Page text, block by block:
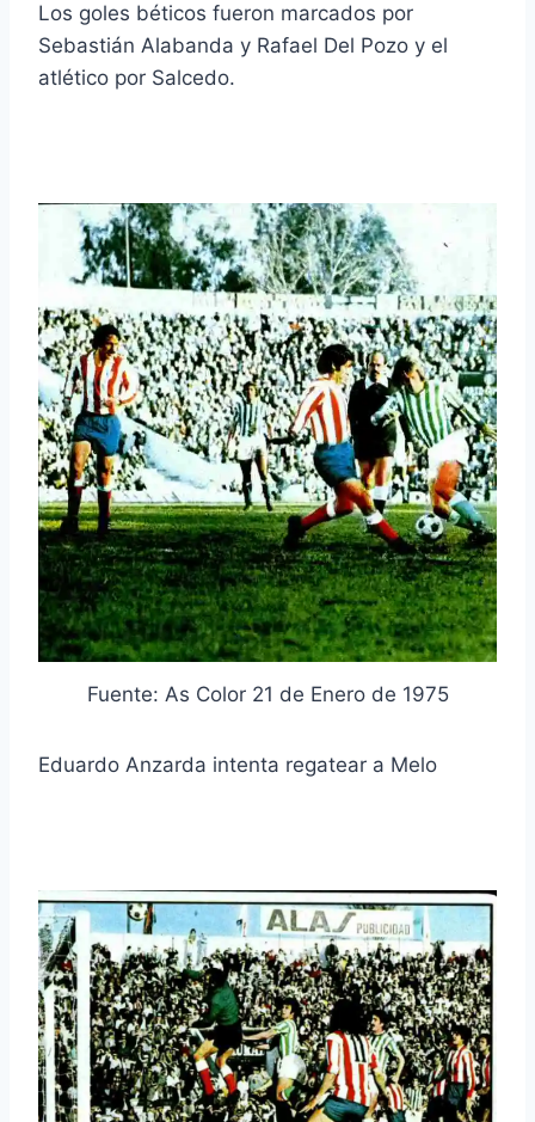
Los goles béticos fueron marcados por
Sebastián Alabanda y Rafael Del Pozo y el
atlético por Salcedo.
Fuente: As Color 21 de Enero de 1975
Eduardo Anzarda intenta regatear a Melo